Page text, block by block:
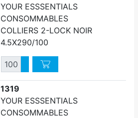
YOUR ESSSENTIALS
CONSOMMABLES
COLLIERS 2-LOCK NOIR
4.5X290/100
QuantitéAugmenter quantité
Diminuer quantité
1319
YOUR ESSSENTIALS
CONSOMMABLES